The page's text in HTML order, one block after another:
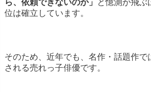
位は確立しています。
そのため、近年でも、名作・話題作で
される売れっ子俳優です。